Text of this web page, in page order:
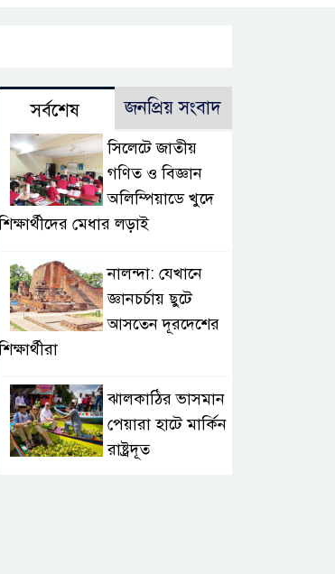
সর্বশেষ জনপ্রিয় সংবাদ
সিলেটে জাতীয়
গণিত ও বিজ্ঞান
অলিম্পিয়াডে খুদে
মেধার লড়াই
নালন্দা: যেখানে
জ্ঞানচর্চায় ছুটে
আসতেন দূরদেশের
ঝালকাঠির ভাসমান
পেয়ারা হাটে মার্কিন
রাষ্ট্রদূত